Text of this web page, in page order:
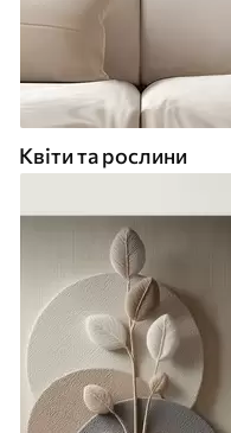
Квіти та рослини